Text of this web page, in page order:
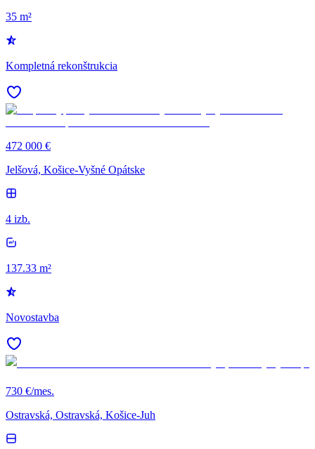
35 m²
Kompletná rekonštrukcia
472 000 €
Jelšová, Košice-Vyšné Opátske
4 izb.
137.33 m²
Novostavba
730 €/mes.
Ostravská, Ostravská, Košice-Juh